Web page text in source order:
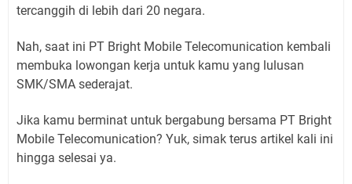
tercanggih di lebih dari 20 negara.
Nah, saat ini PT Bright Mobile Telecomunication kembali
membuka lowongan kerja untuk kamu yang lulusan
SMK/SMA sederajat.
Jika kamu berminat untuk bergabung bersama PT Bright
Mobile Telecomunication? Yuk, simak terus artikel kali ini
hingga selesai ya.